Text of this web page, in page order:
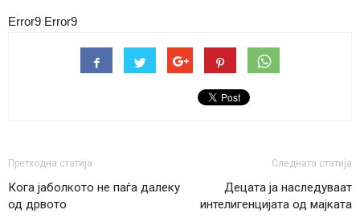
Error9 Error9
Претходна статија
Кога јаболкото не паѓа далеку
од дрвото
Следната статија
Децата ја наследуваат
интелигенцијата од мајката